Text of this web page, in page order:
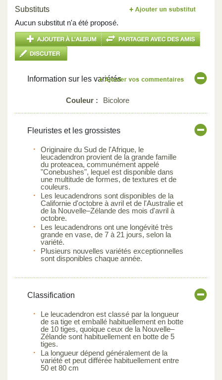
Substituts
Aucun substitut n'a été proposé.
Information sur les variétés
Couleur : Bicolore
Fleuristes et les grossistes
Originaire du Sud de l'Afrique, le
leucadendron provient de la grande famille
du proteacea, communément appelé
"Conebushes", lequel est disponible dans
une multitude de formes, de textures et de
couleurs.
Les leucadendrons sont disponibles de la
Californie d'octobre à avril et de l'Australie et
de la Nouvelle–Zélande des mois d'avril à
octobre.
Les leucadendrons ont une longévité très
grande en vase, de 7 à 21 jours, selon la
variété.
Plusieurs nouvelles variétés exceptionnelles
sont disponibles chaque année.
Classification
Le leucadendron est classé par la longueur
de sa tige et emballé habituellement en botte
de 10 tiges, quoique ceux de la Nouvelle–
Zélande sont habituellement en botte de 5
tiges.
La longueur dépend généralement de la
variété et peut différée habituellement entre
50 et 80 cm